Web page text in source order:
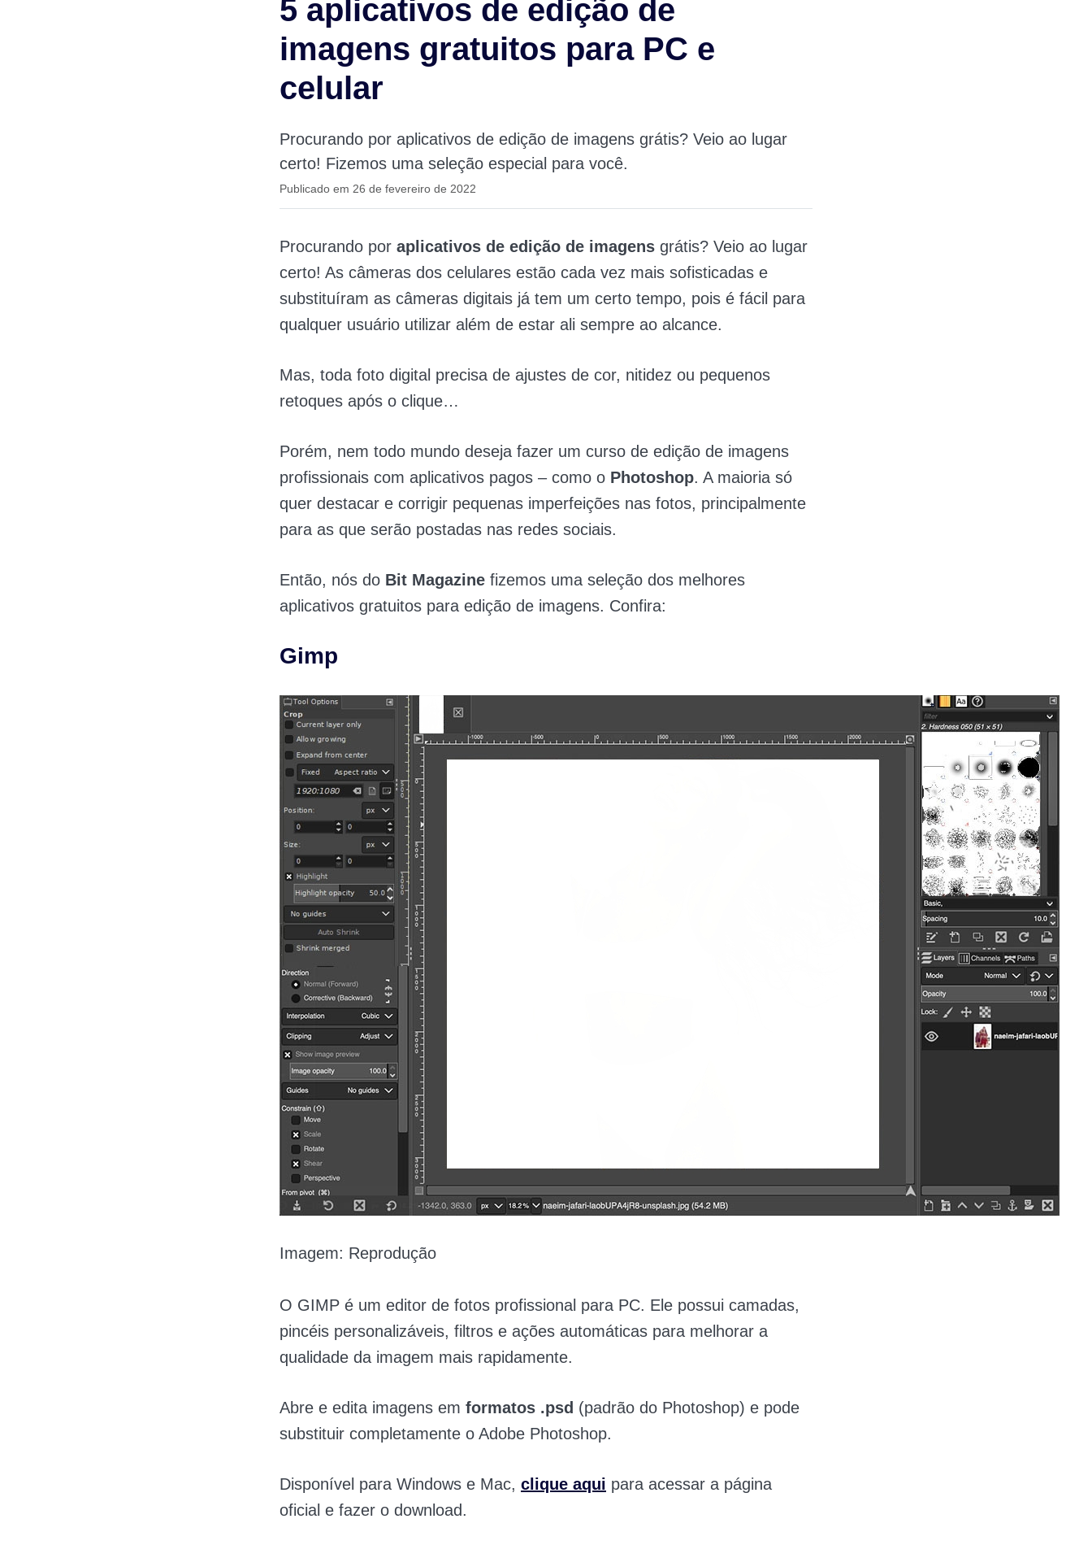
5 aplicativos de edição de
imagens gratuitos para PC e
celular
Procurando por aplicativos de edição de imagens grátis? Veio ao lugar
certo! Fizemos uma seleção especial para você.
Publicado em 26 de fevereiro de 2022
Procurando por aplicativos de edição de imagens grátis? Veio ao lugar
certo! As câmeras dos celulares estão cada vez mais sofisticadas e
substituíram as câmeras digitais já tem um certo tempo, pois é fácil para
qualquer usuário utilizar além de estar ali sempre ao alcance.
Mas, toda foto digital precisa de ajustes de cor, nitidez ou pequenos
retoques após o clique…
Porém, nem todo mundo deseja fazer um curso de edição de imagens
profissionais com aplicativos pagos – como o Photoshop. A maioria só
quer destacar e corrigir pequenas imperfeições nas fotos, principalmente
para as que serão postadas nas redes sociais.
Então, nós do Bit Magazine fizemos uma seleção dos melhores
aplicativos gratuitos para edição de imagens. Confira:
Gimp
Imagem: Reprodução
O GIMP é um editor de fotos profissional para PC. Ele possui camadas,
pincéis personalizáveis, filtros e ações automáticas para melhorar a
qualidade da imagem mais rapidamente.
Abre e edita imagens em formatos .psd (padrão do Photoshop) e pode
substituir completamente o Adobe Photoshop.
Disponível para Windows e Mac, clique aqui para acessar a página
oficial e fazer o download.